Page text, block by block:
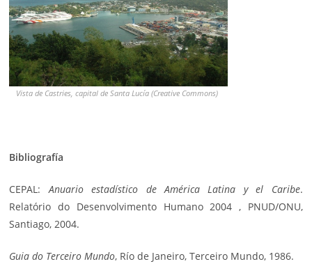
Vista de Castries, capital de Santa Lucía (Creative Commons)
Bibliografía
CEPAL:Anuario estadístico de América Latina y el Caribe.
Relatório do Desenvolvimento Humano 2004 , PNUD/ONU,
Santiago, 2004.
Guia do Terceiro Mundo, Río de Janeiro, Terceiro Mundo, 1986.